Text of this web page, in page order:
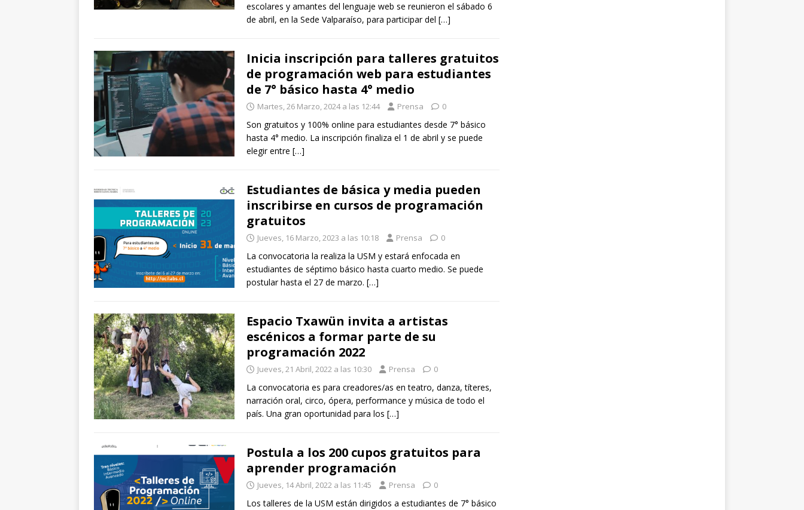
escolares y amantes del lenguaje web se reunieron el sábado 6
de abril, en la Sede Valparaíso, para participar del […]
Inicia inscripción para talleres gratuitos
de programación web para estudiantes
de 7° básico hasta 4° medio
Martes, 26 Marzo, 2024 a las 12:44 Prensa 0
Son gratuitos y 100% online para estudiantes desde 7° básico
hasta 4° medio. La inscripción finaliza el 1 de abril y se puede
elegir entre […]
Estudiantes de básica y media pueden
inscribirse en cursos de programación
gratuitos
Jueves, 16 Marzo, 2023 a las 10:18 Prensa 0
La convocatoria la realiza la USM y estará enfocada en
estudiantes de séptimo básico hasta cuarto medio. Se puede
postular hasta el 27 de marzo. […]
Espacio Txawün invita a artistas
escénicos a formar parte de su
programación 2022
Jueves, 21 Abril, 2022 a las 10:30 Prensa 0
La convocatoria es para creadores/as en teatro, danza, títeres,
narración oral, circo, ópera, performance y música de todo el
país. Una gran oportunidad para los […]
Postula a los 200 cupos gratuitos para
aprender programación
Jueves, 14 Abril, 2022 a las 11:45 Prensa 0
Los talleres de la USM están dirigidos a estudiantes de 7° básico